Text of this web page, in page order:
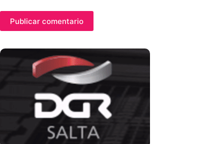
Publicar comentario